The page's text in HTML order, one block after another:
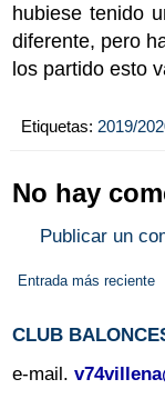
hubiese tenido
diferente, pero
los partido esto
Etiquetas: 2019/
No hay
Publicar un
Entrada más reciente
CLUB
e-mail.